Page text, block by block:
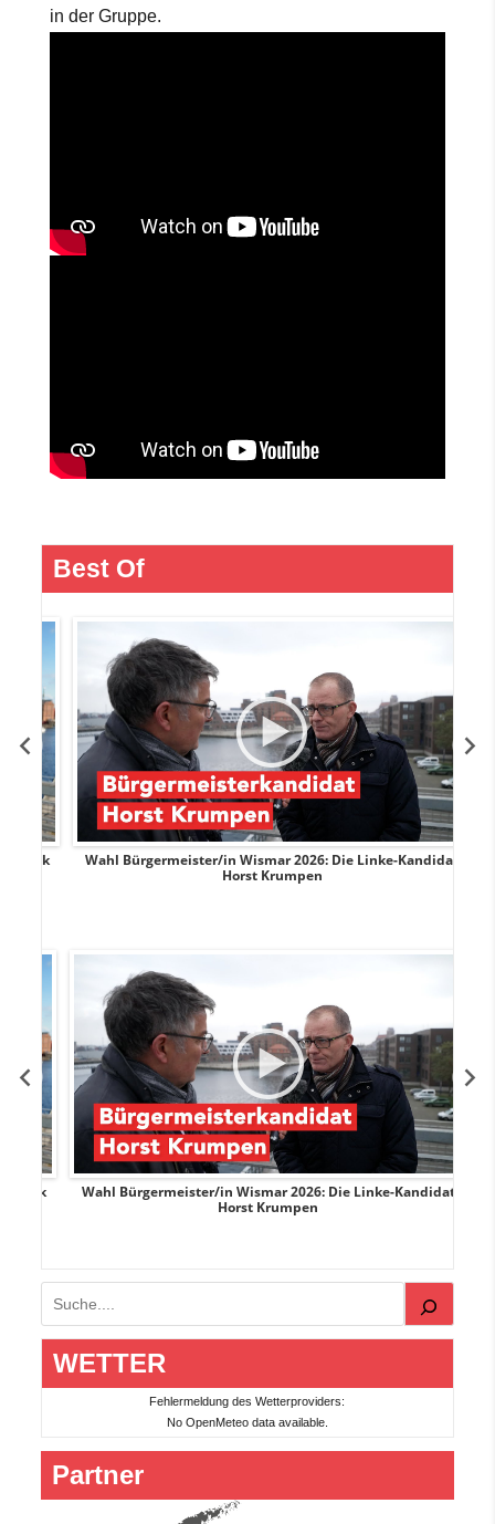
in der Gruppe.
Best Of
Wahl Bürgermeister/in Wismar 2026: Die Linke-Kandidat
Horst Krumpen
Wahl Bürgermeister/in Wismar 2026: Die Linke-Kandidat
Horst Krumpen
Suchen
WETTER
Fehlermeldung des Wetterproviders:
No OpenMeteo data available.
Partner